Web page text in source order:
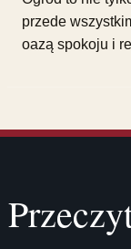
przede
oazą spokoju i